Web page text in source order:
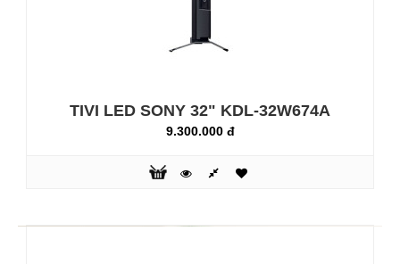
X-Protection Pro, chiếc TV nhà bạn sẽ trở nên bền bỉ hơn
yếu tố gậy hại từ bên ngoài, cho bạn yên tâm tận hưởng
chất ..
TIVI LED SONY 32" KDL-32W674A
9.300.000 đ